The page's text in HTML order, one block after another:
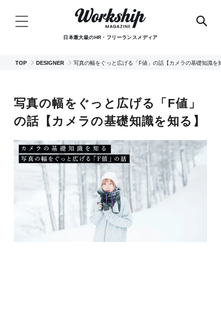
日本最大級のHR・フリーランスメディア
TOP DESIGNER 写真の幅をぐっと広げる「F値」の話【カメラの基礎知識を
写真の幅をぐっと広げる「F値」
の話【カメラの基礎知識を知る】